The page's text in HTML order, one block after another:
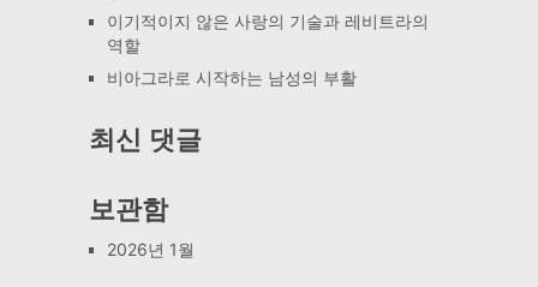
이기적이지 않은 사랑의 기술과 레비트라의
역할
비아그라로 시작하는 남성의 부활
최신 댓글
보관함
2026년 1월